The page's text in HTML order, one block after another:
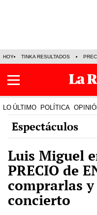
HOY TINKA RESULTADOS
LO ÚLTIMO POLÍTICA
Espectáculos
Luis Miguel
PRECIO de
comprarlas
concierto